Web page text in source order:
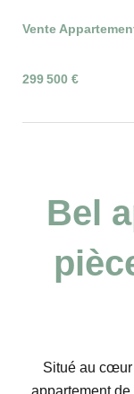
Vente
299 500 €
Bel
Situé au cœur
appartement de